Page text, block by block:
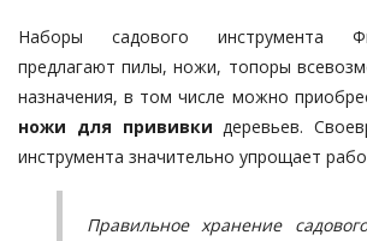
Наборы садового инструмента
предлагают пилы, ножи, топоры
назначения, в том числе можно
ножи для прививки деревьев.
инструмента значительно упрощает
Правильное хранение